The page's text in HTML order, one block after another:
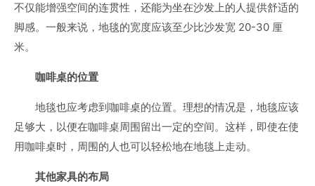
不仅能增强空间的连贯性，还能为坐在沙发上的人提供舒适的
脚感。一般来说，地毯的宽度应该至少比沙发宽 20-30 厘
米。
咖啡桌的位置
地毯也应考虑到咖啡桌的位置。理想的情况是，地毯应该
足够大，以便在咖啡桌周围留出一定的空间。这样，即使在使
用咖啡桌时，周围的人也可以轻松地在地毯上走动。
其他家具的布局